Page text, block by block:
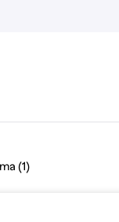
(1)